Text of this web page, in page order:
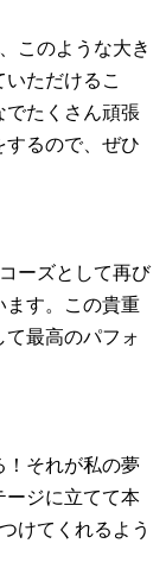
このような大き
ただけるこ
でたくさん頑張
るので、ぜひ
ーズとして再び
す。この貴重
最高のパフォ
それが私の夢
ジに立てて本
けてくれるよう